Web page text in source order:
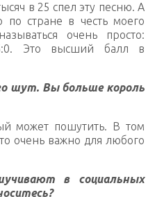
в 25 спел эту песню. А
стране в честь моего
очень просто:
Это высший балл в
шут. Вы больше король
может пошутить. В том
очень важно для любого
в социальных